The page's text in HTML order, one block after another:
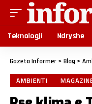
Teknologji Ndryshe
Gazeta Informer > Blog >
AMBIENTI